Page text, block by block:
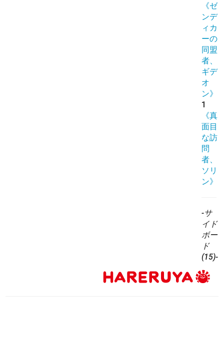
《ゼ
ンデ
ィカ
ーの
同盟
者、
ギデ
オ
ン》
1
《真
面目
な訪
問
者、
ソリ
ン》
-サ
イド
ボー
ド
(15)-